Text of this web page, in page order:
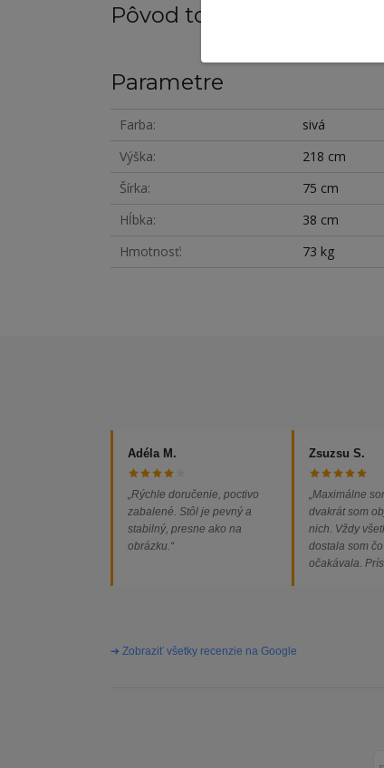
Pôvod tovaru
Parametre
Farba
sivá
Výška
218 cm
Šírka
75 cm
Hĺbka
38 cm
Hmotnosť
73 kg
Adéla M.
„Rýchle doručenie, poctivo
zabalené. Stôl je pevný a
stabilný, presne ako na
obrázku.“
Zsuzsu S.
„Maximálne
dvakrát som
nich. Vždy
dostala som
očakávala.
➔ Zobraziť všetky recenzie na Google